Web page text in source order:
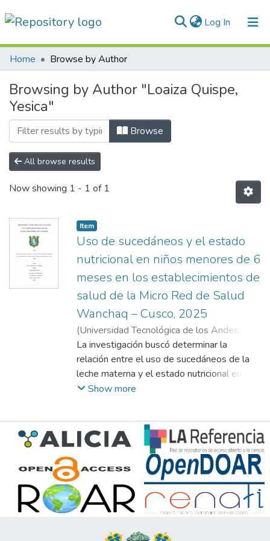
Log In (current)
Communities & Collections
All of DSpace
Normativas
Home Browse by Author
Browsing by Author "Loaiza Quispe,
Yesica"
Browse
All browse results
Now showing 1 - 1 of 1
Item
Uso de sucedáneos y el estado
nutricional en niños menores de 6
meses en los establecimientos de
salud de la Micro Red de Salud
Wanchaq – Cusco, 2025
(Universidad Tecnológica de los Andes
2026-01)Loaiza Quispe, Yesica;Cuadros
Tairo , Luz Maribel
La investigación buscó determinar la
relación entre el uso de sucedáneos de la
leche materna y el estado nutricional en
niños menores de 6 meses atendidos en
desarrolló con enfoque cuantitativo, de tipo
básico, nivel correlacional y diseño no
experimental. Para recolectar la información
se aplicó una encuesta mediante
cuestionario a una muestra de 100 madres
con hijos de 0 a 6 meses que acudieron a
los centros de salud de la micro red. Los
hallazgos evidenciaron una correlación
Show more